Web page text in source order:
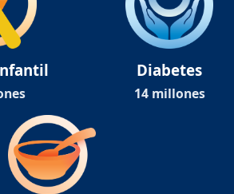
Diabetes
14 millones